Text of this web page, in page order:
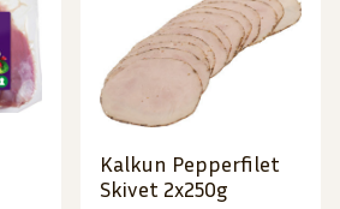
Kalkun Pepperfilet
Skivet 2x250g